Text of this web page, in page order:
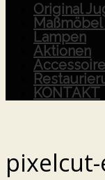
Original
Lampen
Aktionen
KONTAKT